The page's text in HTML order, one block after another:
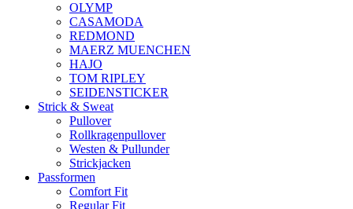
OLYMP
CASAMODA
REDMOND
MAERZ MUENCHEN
HAJO
TOM RIPLEY
SEIDENSTICKER
Strick & Sweat
Pullover
Rollkragenpullover
Westen & Pullunder
Strickjacken
Passformen
Comfort Fit
Regular Fit